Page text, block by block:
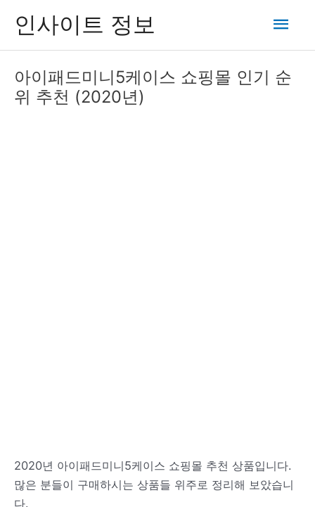
츠
인사이트 정보
메
인
메
아이패드미니5케이스 쇼핑몰 인기 순
위 추천 (2020년)
2020년 아이패드미니5케이스 쇼핑몰 추천 상품입니다.
많은 분들이 구매하시는 상품들 위주로 정리해 보았습니
다.